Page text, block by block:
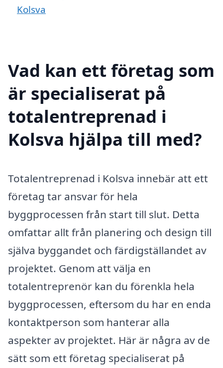
Kolsva
Vad kan ett företag som
är specialiserat på
totalentreprenad i
Kolsva hjälpa till med?
Totalentreprenad i Kolsva innebär att ett
företag tar ansvar för hela
byggprocessen från start till slut. Detta
omfattar allt från planering och design till
själva byggandet och färdigställandet av
projektet. Genom att välja en
totalentreprenör kan du förenkla hela
byggprocessen, eftersom du har en enda
kontaktperson som hanterar alla
aspekter av projektet. Här är några av de
sätt som ett företag specialiserat på